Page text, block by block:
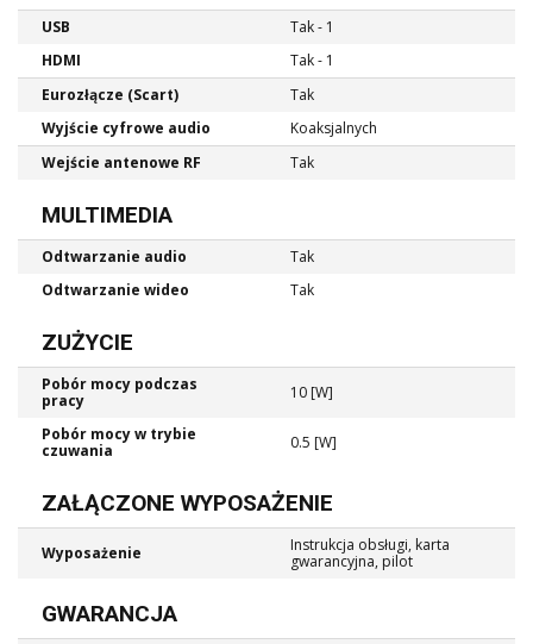
USB
Tak - 1
HDMI
Tak - 1
Eurozłącze (Scart)
Tak
Wyjście cyfrowe audio
Koaksjalnych
Wejście antenowe RF
Tak
MULTIMEDIA
Odtwarzanie audio
Tak
Odtwarzanie wideo
Tak
ZUŻYCIE
Pobór mocy podczas
pracy
10 [W]
Pobór mocy w trybie
czuwania
0.5 [W]
ZAŁĄCZONE WYPOSAŻENIE
Wyposażenie
Instrukcja obsługi, karta
gwarancyjna, pilot
GWARANCJA